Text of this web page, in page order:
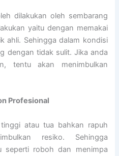
dilakukan oleh sembarang
yaitu dengan memakai
ahli. Sehingga dalam kondisi
dengan tidak sulit. Jika anda
tentu akan menimbulkan
Profesional
atau tua bahkan rapuh
resiko. Sehingga
seperti roboh dan menimpa